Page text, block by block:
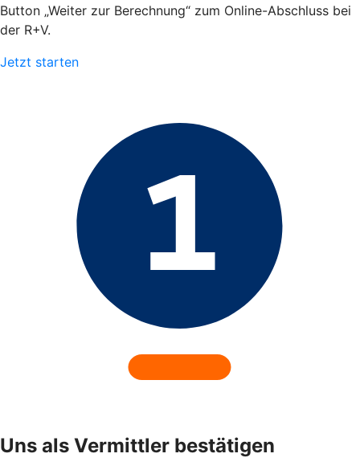
Button „Weiter zur Berechnung“ zum Online-Abschluss bei
der R+V.
Jetzt starten
Uns als Vermittler bestätigen